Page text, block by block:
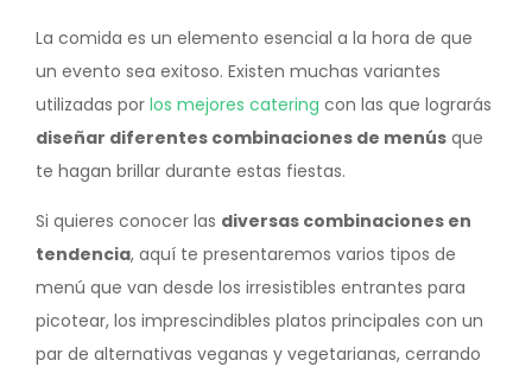
La comida es un elemento esencial a la hora de que
un evento sea exitoso. Existen muchas variantes
utilizadas por los mejores catering con las que lograrás
diseñar diferentes combinaciones de menús que
te hagan brillar durante estas fiestas.
Si quieres conocer las diversas combinaciones en
tendencia, aquí te presentaremos varios tipos de
menú que van desde los irresistibles entrantes para
picotear, los imprescindibles platos principales con un
par de alternativas veganas y vegetarianas, cerrando